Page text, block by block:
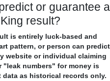
or guarantee a
result?
is entirely luck-based and
pattern, or person can predict
website or individual claiming
numbers" for money is
data as historical records only.